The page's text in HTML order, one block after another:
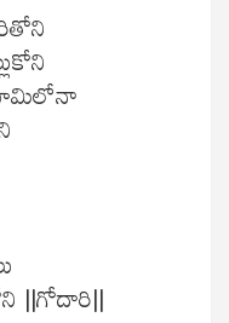
||గోదారి||